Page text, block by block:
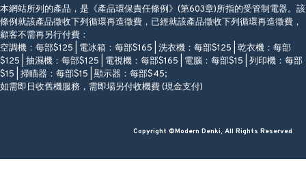
本網站所列的產品，是《產品環保責任條例》(第603章)所指的受管制電器。該
條例就該產品徵收下列循環再造徵費，已經就該產品徵收下列循環再造徵費，
顧客不需再另行付費：
空調機：每部$125 | 電冰箱：每部$165 | 洗衣機：每部$125 | 乾衣機：每部
$125 | 抽濕機：每部$125 | 電視機：每部$165 | 電腦：每部$15 | 列印機：每部
$15 | 掃瞄器：每部$15 | 顯示器：每部$45;
如需即日收舊機服務，需即場另付收機費 (現金支付)
Copyright ©Modern Denki, All Rights Reserved